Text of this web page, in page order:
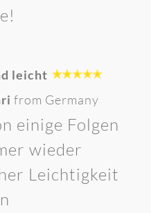
leicht
from Germany
einige Folgen
wieder
Leichtigkeit